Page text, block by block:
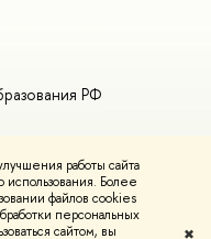
работы сайта
Более
файлов cookies
персональных
сайтом, вы ✖
РФ